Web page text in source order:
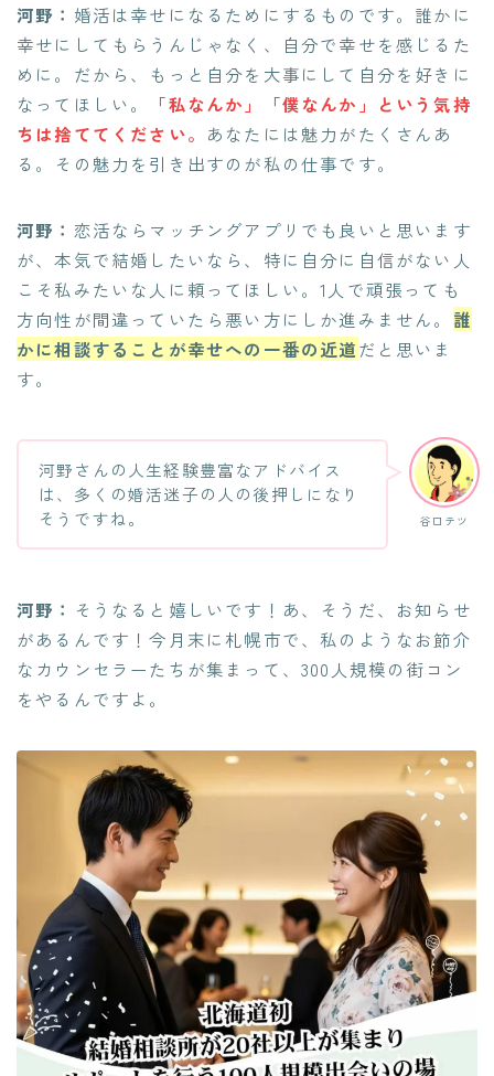
河野： 婚活は幸せになるためにするものです。誰かに
幸せにしてもらうんじゃなく、自分で幸せを感じるた
めに。だから、もっと自分を大事にして自分を好きに
なってほしい。
「私なんか」「僕なんか」という気持
ちは捨ててください。 あなたには魅力がたくさんあ
る。その魅力を引き出すのが私の仕事です。
河野： 恋活ならマッチングアプリでも良いと思います
が、本気で結婚したいなら、特に自分に自信がない人
こそ私みたいな人に頼ってほしい。1人で頑張っても
方向性が間違っていたら悪い方にしか進みません。 誰
かに相談することが幸せへの一番の近道だと思いま
す。
谷口テツ
河野さんの人生経験豊富なアドバイス
は、多くの婚活迷子の人の後押しになり
そうですね。
河野： そうなると嬉しいです！あ、そうだ、お知らせ
があるんです！今月末に札幌市で、私のようなお節介
なカウンセラーたちが集まって、300人規模の街コン
をやるんですよ。